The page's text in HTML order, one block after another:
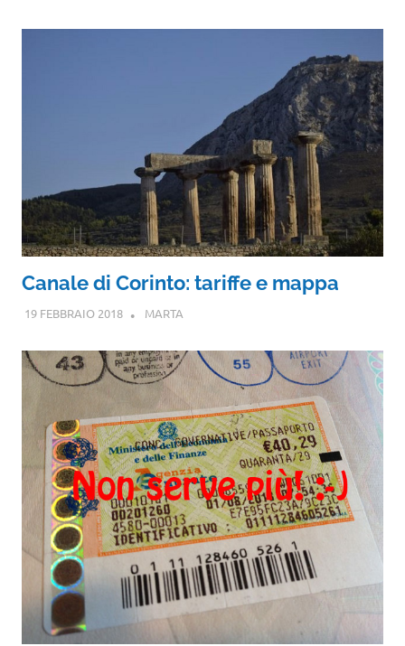
Canale di Corinto: tariffe e mappa
19 FEBBRAIO 2018 MARTA